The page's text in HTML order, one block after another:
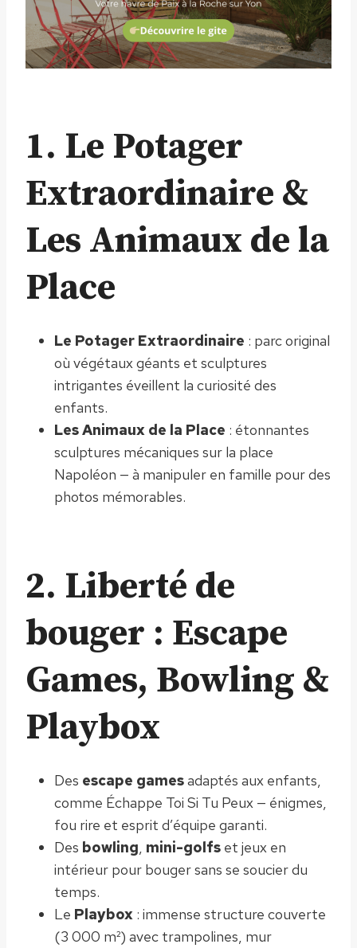
1. Le Potager
Extraordinaire &
Les Animaux de la
Place
Le Potager Extraordinaire : parc original
où végétaux géants et sculptures
intrigantes éveillent la curiosité des
enfants.
Les Animaux de la Place : étonnantes
sculptures mécaniques sur la place
Napoléon — à manipuler en famille pour des
photos mémorables.
2. Liberté de
bouger : Escape
Games, Bowling &
Playbox
Des escape gamesadaptés aux enfants,
comme Échappe Toi Si Tu Peux — énigmes,
fou rire et esprit d’équipe garanti.
Des bowling, mini-golfs et jeux en
intérieur pour bouger sans se soucier du
temps.
Le Playbox : immense structure couverte
(3 000 m²) avec trampolines, mur